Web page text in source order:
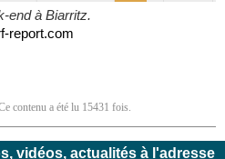
end à Biarritz.
report.com
Ce contenu a été lu 15431 fois.
vidéos, actualités à l'adresse